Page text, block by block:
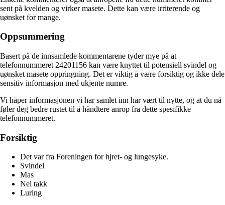
sent på kvelden og virker masete. Dette kan være irriterende og
uønsket for mange.
Oppsummering
Basert på de innsamlede kommentarene tyder mye på at
telefonnummeret 24201156 kan være knyttet til potensiell svindel og
uønsket masete oppringning. Det er viktig å være forsiktig og ikke dele
sensitiv informasjon med ukjente numre.
Vi håper informasjonen vi har samlet inn har vært til nytte, og at du nå
føler deg bedre rustet til å håndtere anrop fra dette spesifikke
telefonnummeret.
Forsiktig
Det var fra Foreningen for hjret- og lungesyke.
Svindel
Mas
Nei takk
Luring